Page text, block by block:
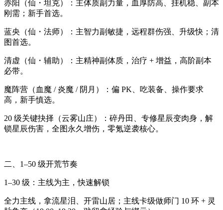
赤阳（仙・坦克）：主体质副力量，血厚防高、挂机稳、副本
刚需；新手首选。
蓝央（仙・法师）：主智力副敏捷，远程群伤强、升级快；清
图首选。
清虚（仙・辅助）：主精神副体质，治疗 + 增益，高阶副本
必带。
魔阵营（血魔 / 炎魔 / 阴月）：偏 PK、吃装备、操作要求
高，新手慎选。
20 级关键抉择（云雾山庄）：碎丹田、专修星辰变肉身，解
锁星辰伤害，全图永久增伤，零氪逆袭核心。
二、1–50 级开荒节奏
1–30 级：主线为主，快速解锁
全力主线，拿流星泪、开雷山居；主线卡级做师门 10 环 + 灵